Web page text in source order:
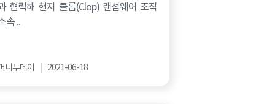
협력해 현지 클롭(Clop) 랜섬웨어 조직
속 ..
니투데이 2021-06-18